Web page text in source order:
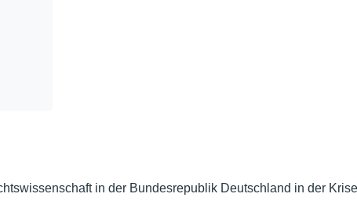
in der Bundesrepublik Deutschland in der